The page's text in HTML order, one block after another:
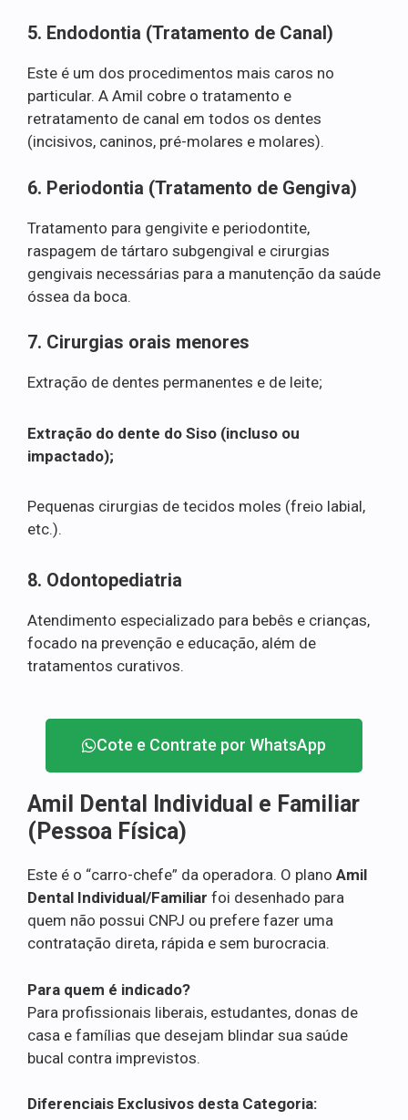
5. Endodontia (Tratamento de Canal)
Este é um dos procedimentos mais caros no
particular. A Amil cobre o tratamento e
retratamento de canal em todos os dentes
(incisivos, caninos, pré-molares e molares).
6. Periodontia (Tratamento de Gengiva)
Tratamento para gengivite e periodontite,
raspagem de tártaro subgengival e cirurgias
gengivais necessárias para a manutenção da saúde
óssea da boca.
7. Cirurgias orais menores
Extração de dentes permanentes e de leite;
Extração do dente do Siso (incluso ou
impactado);
Pequenas cirurgias de tecidos moles (freio labial,
etc.).
8. Odontopediatria
Atendimento especializado para bebês e crianças,
focado na prevenção e educação, além de
tratamentos curativos.
Cote e Contrate por WhatsApp
Amil Dental Individual e Familiar
(Pessoa Física)
Este é o “carro-chefe” da operadora. O plano Amil
Dental Individual/Familiar foi desenhado para
quem não possui CNPJ ou prefere fazer uma
contratação direta, rápida e sem burocracia.
Para quem é indicado?
Para profissionais liberais, estudantes, donas de
casa e famílias que desejam blindar sua saúde
bucal contra imprevistos.
Diferenciais Exclusivos desta Categoria: